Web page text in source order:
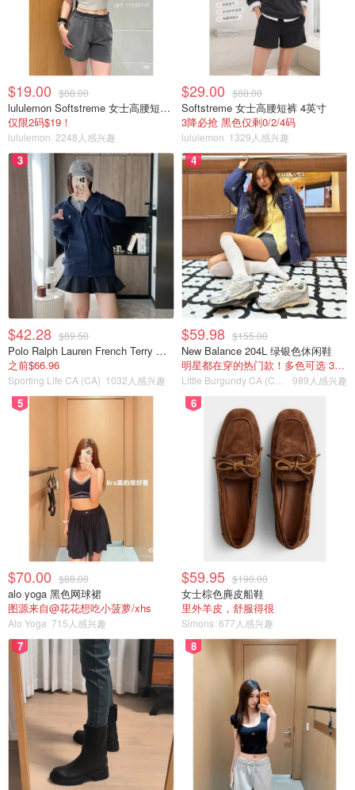
$19.00 $88.00
lululemon Softstreme 女士高腰短裤 10cm
仅限2码$19！
lululemon 2248人感兴趣
$29.00 $88.00
Softstreme 女士高腰短裤 4英寸
3降必抢 黑色仅剩0/2/4码
lululemon 1329人感兴趣
3
$42.28 $89.50
Polo Ralph Lauren French Terry 女童连帽卫衣 7-16码
之前$66.96
Sporting Life CA (CA) 1032人感兴趣
4
$59.98 $155.00
New Balance 204L 绿银色休闲鞋
明星都在穿的热门款！多色可选 3.8折
989人感兴趣
5
$70.00 $88.00
alo yoga 黑色网球裙
图源来自@花花想吃小菠萝/xhs
Alo Yoga 715人感兴趣
6
$59.95 $190.00
女士棕色麂皮船鞋
里外羊皮，舒服得很
Simons 677人感兴趣
7 8